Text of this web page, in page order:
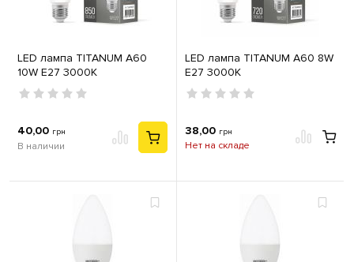
LED лампа TITANUM A60
10W E27 3000K
40,00 грн
В наличии
LED лампа TITANUM A60 8W
E27 3000K
38,00 грн
Нет на складе